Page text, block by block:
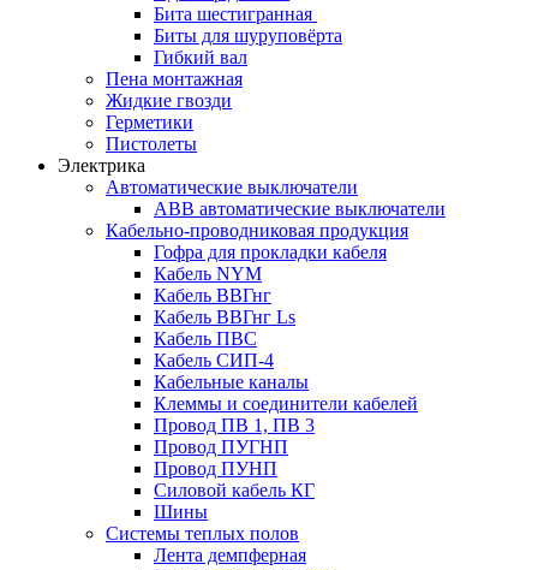
Бита шестигранная
Биты для шуруповёрта
Гибкий вал
Пена монтажная
Жидкие гвозди
Герметики
Пистолеты
Электрика
Автоматические выключатели
ABB автоматические выключатели
Кабельно-проводниковая продукция
Гофра для прокладки кабеля
Кабель NYM
Кабель ВВГнг
Кабель ВВГнг Ls
Кабель ПВС
Кабель СИП-4
Кабельные каналы
Клеммы и соединители кабелей
Провод ПВ 1, ПВ 3
Провод ПУГНП
Провод ПУНП
Силовой кабель КГ
Шины
Системы теплых полов
Лента демпферная